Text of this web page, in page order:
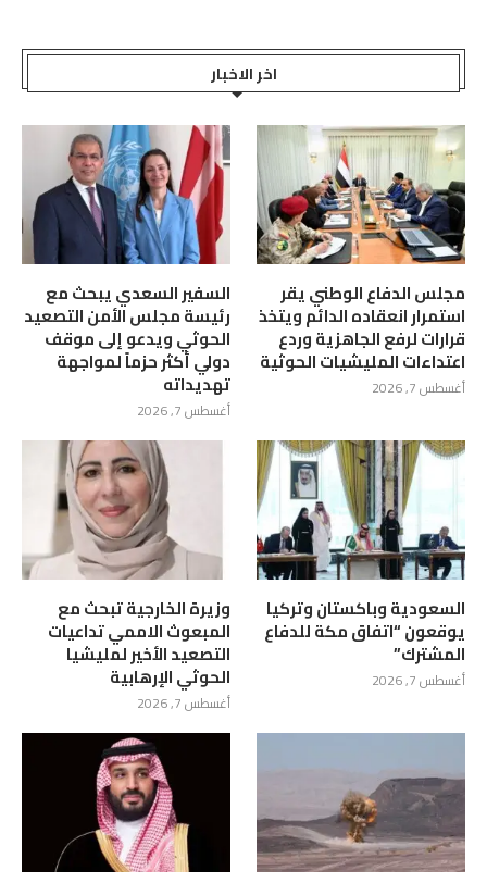
اخر الاخبار
مجلس الدفاع الوطني يقر
استمرار انعقاده الدائم ويتخذ
قرارات لرفع الجاهزية وردع
اعتداءات المليشيات الحوثية
أغسطس 7, 2026
السفير السعدي يبحث مع
رئيسة مجلس الأمن التصعيد
الحوثي ويدعو إلى موقف
دولي أكثر حزماً لمواجهة
تهديداته
أغسطس 7, 2026
السعودية وباكستان وتركيا
يوقعون “اتفاق مكة للدفاع
المشترك”
أغسطس 7, 2026
وزيرة الخارجية تبحث مع
المبعوث الاممي تداعيات
التصعيد الأخير لمليشيا
الحوثي الإرهابية
أغسطس 7, 2026